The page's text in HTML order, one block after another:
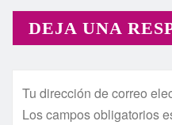
DEJA UNA
Tu dirección de correo
Los campos obligatorios